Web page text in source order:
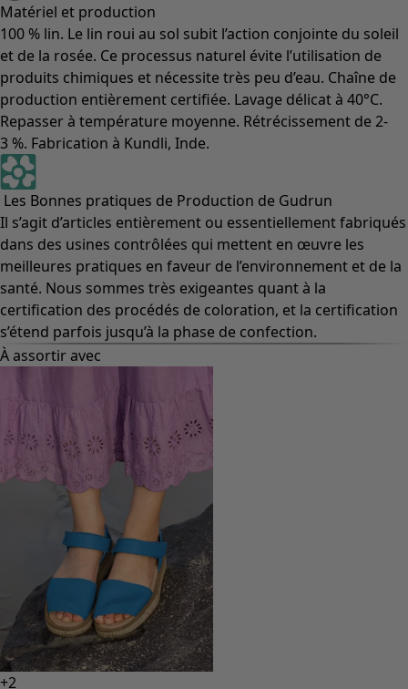
Matériel et production
100 % lin. Le lin roui au sol subit l’action conjointe du soleil
et de la rosée. Ce processus naturel évite l’utilisation de
produits chimiques et nécessite très peu d’eau. Chaîne de
production entièrement certifiée. Lavage délicat à 40°C.
Repasser à température moyenne. Rétrécissement de 2-
3 %. Fabrication à Kundli, Inde.
Les Bonnes pratiques de Production de Gudrun
Il s’agit d’articles entièrement ou essentiellement fabriqués
dans des usines contrôlées qui mettent en œuvre les
meilleures pratiques en faveur de l’environnement et de la
santé. Nous sommes très exigeantes quant à la
certification des procédés de coloration, et la certification
s’étend parfois jusqu’à la phase de confection.
À assortir avec
+2